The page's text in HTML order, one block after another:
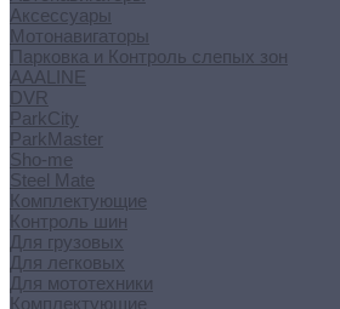
Аксессуары
Мотонавигаторы
Парковка и Контроль слепых зон
AAALINE
DVR
ParkCity
ParkMaster
Sho-me
Steel Mate
Комплектующие
Контроль шин
Для грузовых
Для легковых
Для мототехники
Комплектующие